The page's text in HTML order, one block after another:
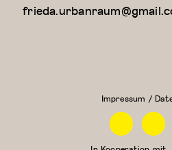
Impressum /
Facebook